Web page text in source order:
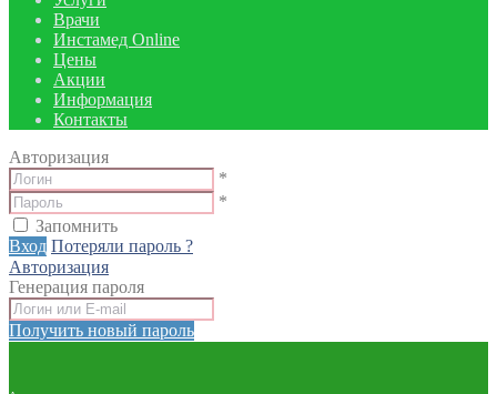
Врачи
Инстамед Online
Цены
Акции
Информация
Контакты
Авторизация
*
*
Запомнить
Вход Потеряли пароль ?
Авторизация
Генерация пароля
Получить новый пароль